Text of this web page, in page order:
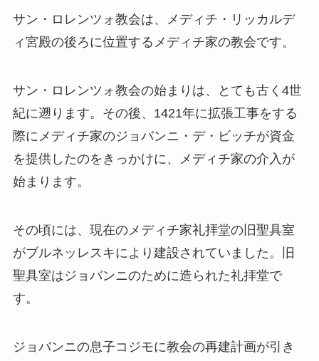
サン・ロレンツォ教会は、メディチ・リッカルデ
ィ宮殿の後ろに位置するメディチ家の教会です。
サン・ロレンツォ教会の始まりは、とても古く4世
紀に遡ります。その後、1421年に拡張工事をする
際にメディチ家のジョバンニ・デ・ビッチが資金
を提供したのをきっかけに、メディチ家の介入が
始まります。
その頃には、現在のメディチ家礼拝堂の旧聖具室
がブルネッレスキにより建設されていました。旧
聖具室はジョバンニのために造られた礼拝堂で
す。
ジョバンニの息子コジモに教会の再建計画が引き